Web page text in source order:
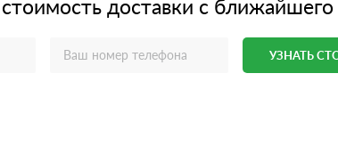
стоимость доставки с ближайшего
УЗНАТЬ